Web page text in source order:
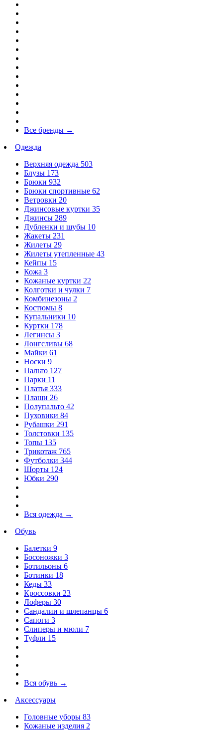
Все бренды →
Одежда
Верхняя одежда 503
Блузы 173
Брюки 932
Брюки спортивные 62
Ветровки 20
Джинсовые куртки 35
Джинсы 289
Дубленки и шубы 10
Жакеты 231
Жилеты 29
Жилеты утепленные 43
Кейпы 15
Кожа 3
Кожаные куртки 22
Колготки и чулки 7
Комбинезоны 2
Костюмы 8
Купальники 10
Куртки 178
Легинсы 3
Лонгсливы 68
Майки 61
Носки 9
Пальто 127
Парки 11
Платья 333
Плащи 26
Полупальто 42
Пуховики 84
Рубашки 291
Толстовки 135
Топы 135
Трикотаж 765
Футболки 344
Шорты 124
Юбки 290
Вся одежда →
Обувь
Балетки 9
Босоножки 3
Ботильоны 6
Ботинки 18
Кеды 33
Кроссовки 23
Лоферы 30
Сандалии и шлепанцы 6
Сапоги 3
Слиперы и мюли 7
Туфли 15
Вся обувь →
Аксессуары
Головные уборы 83
Кожаные изделия 2